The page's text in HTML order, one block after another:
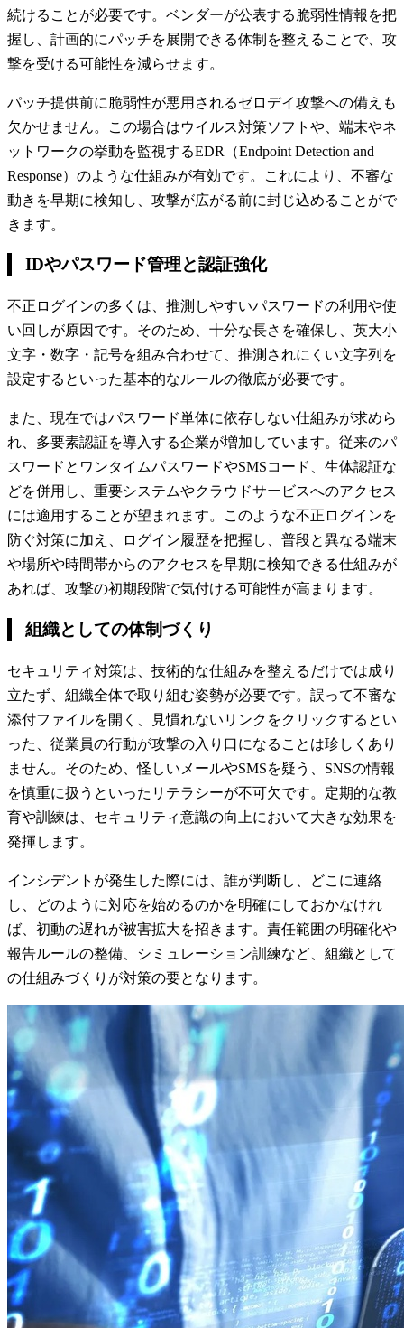
続けることが必要です。ベンダーが公表する脆弱性情報を把
握し、計画的にパッチを展開できる体制を整えることで、攻
撃を受ける可能性を減らせます。
パッチ提供前に脆弱性が悪用されるゼロデイ攻撃への備えも
欠かせません。この場合はウイルス対策ソフトや、端末やネ
ットワークの挙動を監視するEDR（Endpoint Detection and
Response）のような仕組みが有効です。これにより、不審な
動きを早期に検知し、攻撃が広がる前に封じ込めることがで
きます。
IDやパスワード管理と認証強化
不正ログインの多くは、推測しやすいパスワードの利用や使
い回しが原因です。そのため、十分な長さを確保し、英大小
文字・数字・記号を組み合わせて、推測されにくい文字列を
設定するといった基本的なルールの徹底が必要です。
また、現在ではパスワード単体に依存しない仕組みが求めら
れ、多要素認証を導入する企業が増加しています。従来のパ
スワードとワンタイムパスワードやSMSコード、生体認証な
どを併用し、重要システムやクラウドサービスへのアクセス
には適用することが望まれます。このような不正ログインを
防ぐ対策に加え、ログイン履歴を把握し、普段と異なる端末
や場所や時間帯からのアクセスを早期に検知できる仕組みが
あれば、攻撃の初期段階で気付ける可能性が高まります。
組織としての体制づくり
セキュリティ対策は、技術的な仕組みを整えるだけでは成り
立たず、組織全体で取り組む姿勢が必要です。誤って不審な
添付ファイルを開く、見慣れないリンクをクリックするとい
った、従業員の行動が攻撃の入り口になることは珍しくあり
ません。そのため、怪しいメールやSMSを疑う、SNSの情報
を慎重に扱うといったリテラシーが不可欠です。定期的な教
育や訓練は、セキュリティ意識の向上において大きな効果を
発揮します。
インシデントが発生した際には、誰が判断し、どこに連絡
し、どのように対応を始めるのかを明確にしておかなけれ
ば、初動の遅れが被害拡大を招きます。責任範囲の明確化や
報告ルールの整備、シミュレーション訓練など、組織として
の仕組みづくりが対策の要となります。